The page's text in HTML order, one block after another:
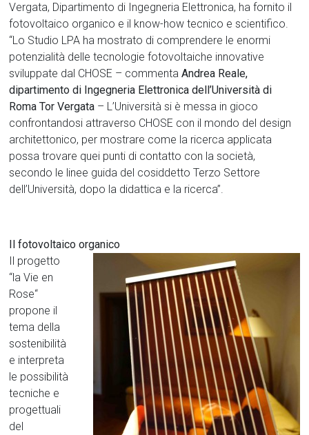
Vergata, Dipartimento di Ingegneria Elettronica, ha fornito il
fotovoltaico organico e il know-how tecnico e scientifico.
“Lo Studio LPA ha mostrato di comprendere le enormi
potenzialità delle tecnologie fotovoltaiche innovative
sviluppate dal CHOSE – commentaAndrea Reale,
dipartimento di Ingegneria Elettronica dell’Università di
Roma Tor Vergata – L’Università si è messa in gioco
confrontandosi attraverso CHOSE con il mondo del design
architettonico, per mostrare come la ricerca applicata
possa trovare quei punti di contatto con la società,
secondo le linee guida del cosiddetto Terzo Settore
dell’Università, dopo la didattica e la ricerca”.
Il fotovoltaico organico
Il progetto
“la Vie en
Rose“
propone il
tema della
sostenibilità
e interpreta
le possibilità
tecniche e
progettuali
del